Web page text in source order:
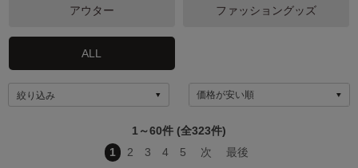
アウター ファッショングッズ
ALL
絞り込み
1～60件 (全323件)
1
2 3 4 5 次 最後